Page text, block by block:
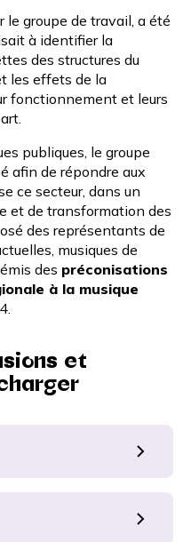
le groupe de travail, a été
à identifier la
des structures du
les effets de la
fonctionnement et leurs
publiques, le groupe
afin de répondre aux
ce secteur, dans un
et de transformation des
des représentants de
musiques de
des préconisations
à la musique
et